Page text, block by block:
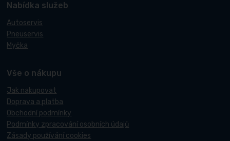
Nabídka služeb
Autoservis
Pneuservis
Myčka
Vše o nákupu
Jak nakupovat
Doprava a platba
Obchodní podmínky
Podmínky zpracování osobních údajů
Zásady používání cookies